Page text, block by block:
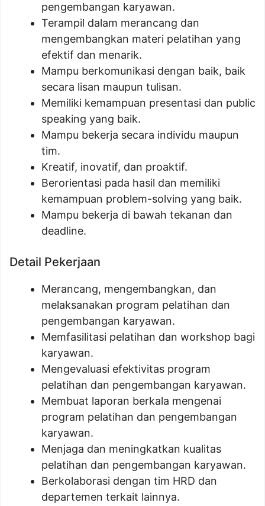
pengembangan karyawan.
Terampil dalam merancang dan
mengembangkan materi pelatihan yang
efektif dan menarik.
Mampu berkomunikasi dengan baik, baik
secara lisan maupun tulisan.
Memiliki kemampuan presentasi dan public
speaking yang baik.
Mampu bekerja secara individu maupun
tim.
Kreatif, inovatif, dan proaktif.
Berorientasi pada hasil dan memiliki
kemampuan problem-solving yang baik.
Mampu bekerja di bawah tekanan dan
deadline.
Detail Pekerjaan
Merancang, mengembangkan, dan
melaksanakan program pelatihan dan
pengembangan karyawan.
Memfasilitasi pelatihan dan workshop bagi
karyawan.
Mengevaluasi efektivitas program
pelatihan dan pengembangan karyawan.
Membuat laporan berkala mengenai
program pelatihan dan pengembangan
karyawan.
Menjaga dan meningkatkan kualitas
pelatihan dan pengembangan karyawan.
Berkolaborasi dengan tim HRD dan
departemen terkait lainnya.